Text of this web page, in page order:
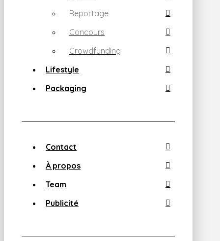
Reportage
Concours
Crowdfunding
Lifestyle
Packaging
Contact
À propos
Team
Publicité